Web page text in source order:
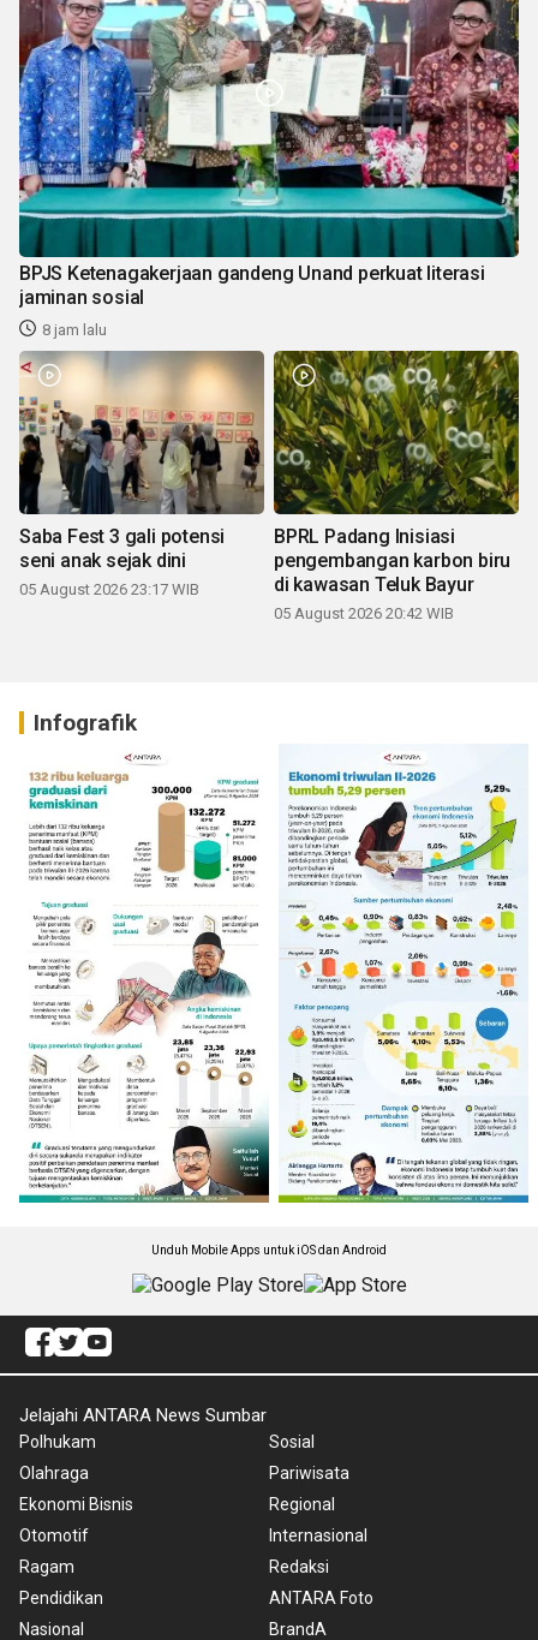
BPJS Ketenagakerjaan gandeng Unand perkuat literasi
jaminan sosial
8 jam lalu
Saba Fest 3 gali potensi
seni anak sejak dini
05 August 2026 23:17 WIB
BPRL Padang Inisiasi
pengembangan karbon biru
di kawasan Teluk Bayur
05 August 2026 20:42 WIB
Infografik
Unduh Mobile Apps untuk iOS dan Android
Jelajahi ANTARA News Sumbar
Polhukam
Olahraga
Ekonomi Bisnis
Otomotif
Ragam
Pendidikan
Nasional
Sosial
Pariwisata
Regional
Internasional
Redaksi
ANTARA Foto
BrandA